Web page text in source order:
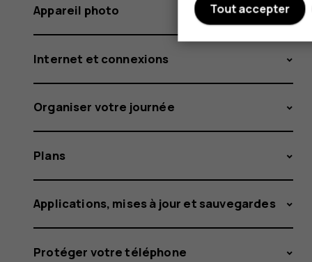
Appareil photo
Internet et connexions
Organiser votre journée
Plans
Applications, mises à jour et sauvegardes
Protéger votre téléphone
Tout accepter